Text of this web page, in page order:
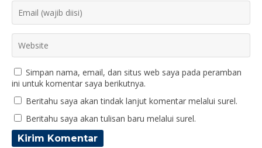
Simpan nama, email, dan situs web saya pada peramban
ini untuk komentar saya berikutnya.
Beritahu saya akan tindak lanjut komentar melalui surel.
Beritahu saya akan tulisan baru melalui surel.